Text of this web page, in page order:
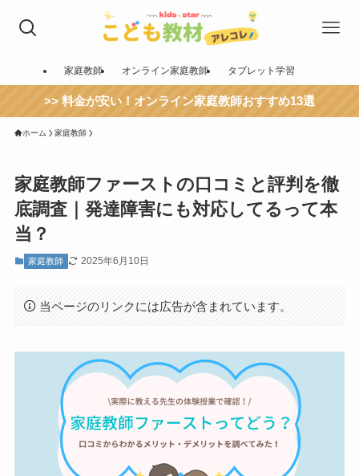
家庭教師 オンライン家庭教師 タブレット学習
>> 料金が安い！オンライン家庭教師おすすめ13選
ホーム 家庭教師
家庭教師ファーストの口コミと評判を徹
底調査｜発達障害にも対応してるって本
当？
家庭教師 2025年6月10日
当ページのリンクには広告が含まれています。